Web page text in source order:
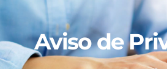
Aviso de